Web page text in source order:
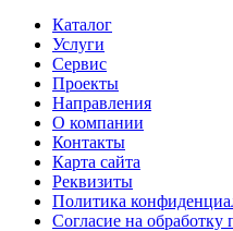
Каталог
Услуги
Сервис
Проекты
Направления
О компании
Контакты
Карта сайта
Реквизиты
Политика
Согласие на